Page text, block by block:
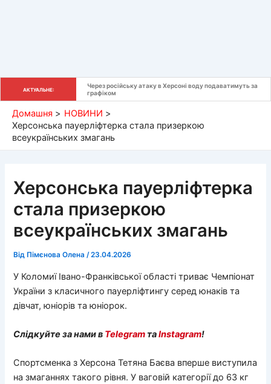
АКТУАЛЬНЕ:
Через російську атаку в Херсоні воду подаватимуть за
графіком
Домашня
НОВИНИ
Херсонська пауерліфтерка стала призеркою
всеукраїнських змагань
Херсонська пауерліфтерка
стала призеркою
всеукраїнських змагань
Від Пімєнова Олена/23.04.2026
У Коломиї Івано-Франківської області триває Чемпіонат
України з класичного пауерліфтингу серед юнаків та
дівчат, юніорів та юніорок.
Слідкуйте за нами в Telegram таInstagram!
Спортсменка з Херсона Тетяна Баєва вперше виступила
на змаганнях такого рівня. У ваговій категорії до 63 кг